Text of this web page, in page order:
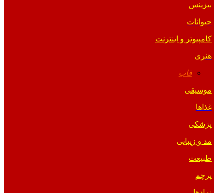
بیزینس
حیوانات
کامپیوتر و اینترنت
هنری
قاب
موسیقی
غذاها
پزشکی
مد و زیبایی
طبیعت
پرچم